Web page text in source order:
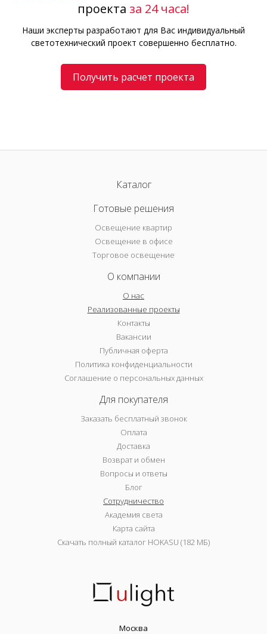
проекта за 24 часа!
Наши эксперты разработают для Вас индивидуальный
светотехнический проект совершенно бесплатно.
Получить расчет проекта
Каталог
Готовые решения
Освещение квартир
Освещение в офисе
Торговое освещение
О компании
О нас
Реализованные проекты
Контакты
Вакансии
Публичная оферта
Политика конфиденциальности
Соглашение о персональных данных
Для покупателя
Заказать бесплатный звонок
Оплата
Доставка
Возврат и обмен
Вопросы и ответы
Блог
Сотрудничество
Академия света
Карта сайта
Скачать полный каталог HOKASU (182 МБ)
Москва